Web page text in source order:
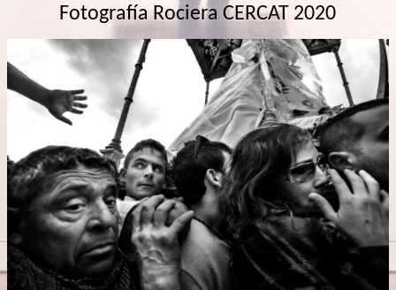
Fotografía Rociera CERCAT 2020